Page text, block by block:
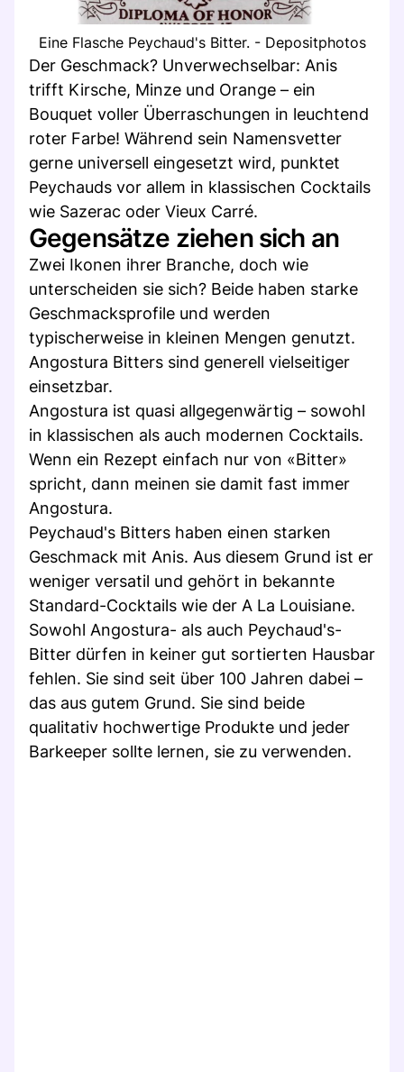
Eine Flasche Peychaud's Bitter. - Depositphotos
Der Geschmack? Unverwechselbar: Anis
trifft Kirsche, Minze und Orange – ein
Bouquet voller Überraschungen in leuchtend
roter Farbe! Während sein Namensvetter
gerne universell eingesetzt wird, punktet
Peychauds vor allem in klassischen Cocktails
wie Sazerac oder Vieux Carré.
Gegensätze ziehen sich an
Zwei Ikonen ihrer Branche, doch wie
unterscheiden sie sich? Beide haben starke
Geschmacksprofile und werden
typischerweise in kleinen Mengen genutzt.
Angostura Bitters sind generell vielseitiger
einsetzbar.
Angostura ist quasi allgegenwärtig – sowohl
in klassischen als auch modernen Cocktails.
Wenn ein Rezept einfach nur von «Bitter»
spricht, dann meinen sie damit fast immer
Angostura.
Peychaud's Bitters haben einen starken
Geschmack mit Anis. Aus diesem Grund ist er
weniger versatil und gehört in bekannte
Standard-Cocktails wie der A La Louisiane.
Sowohl Angostura- als auch Peychaud's-
Bitter dürfen in keiner gut sortierten Hausbar
fehlen. Sie sind seit über 100 Jahren dabei –
das aus gutem Grund. Sie sind beide
qualitativ hochwertige Produkte und jeder
Barkeeper sollte lernen, sie zu verwenden.